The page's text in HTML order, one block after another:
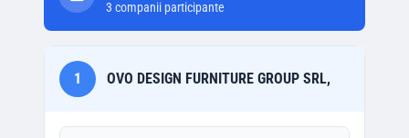
3 companii participante
1 OVO DESIGN FURNITURE GROUP SRL,